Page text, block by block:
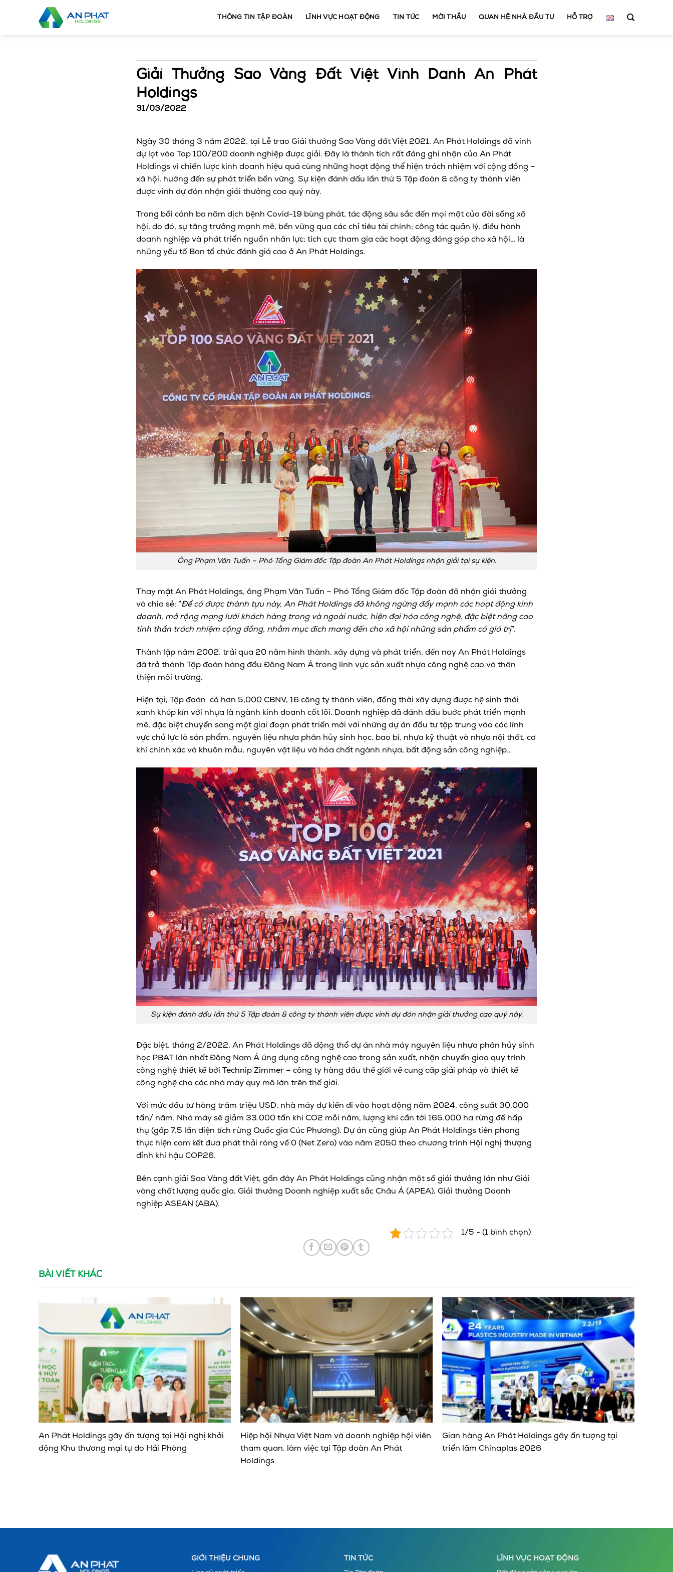
THÔNG TIN TẬP ĐOÀN LĨNH VỰC HOẠT ĐỘNG TIN TỨC MỜI THẦU QUAN HỆ NHÀ ĐẦU TƯ HỖ TRỢ
Giải Thưởng Sao Vàng Đất Việt Vinh Danh An Phát
Holdings
31/03/2022
Ngày 30 tháng 3 năm 2022, tại Lễ trao Giải thưởng Sao Vàng đất Việt 2021, An Phát Holdings đã vinh
dự lọt vào Top 100/200 doanh nghiệp được giải. Đây là thành tích rất đáng ghi nhận của An Phát
Holdings vì chiến lược kinh doanh hiệu quả cùng những hoạt động thể hiện trách nhiệm với cộng đồng –
xã hội, hướng đến sự phát triển bền vững. Sự kiện đánh dấu lần thứ 5 Tập đoàn & công ty thành viên
được vinh dự đón nhận giải thưởng cao quý này.
Trong bối cảnh ba năm dịch bệnh Covid-19 bùng phát, tác động sâu sắc đến mọi mặt của đời sống xã
hội, do đó, sự tăng trưởng mạnh mẽ, bền vững qua các chỉ tiêu tài chính; công tác quản lý, điều hành
doanh nghiệp và phát triển nguồn nhân lực; tích cực tham gia các hoạt động đóng góp cho xã hội… là
những yếu tố Ban tổ chức đánh giá cao ở An Phát Holdings.
Ông Phạm Văn Tuấn – Phó Tổng Giám đốc Tập đoàn An Phát Holdings nhận giải tại sự kiện.
Thay mặt An Phát Holdings, ông Phạm Văn Tuấn – Phó Tổng Giám đốc Tập đoàn đã nhận giải thưởng
và chia sẻ: “Để có được thành tựu này, An Phát Holdings đã không ngừng đẩy mạnh các hoạt động kinh
doanh, mở rộng mạng lưới khách hàng trong và ngoài nước, hiện đại hóa công nghệ, đặc biệt nâng cao
tinh thần trách nhiệm cộng đồng, nhằm mục đích mang đến cho xã hội những sản phẩm có giá trị”.
Thành lập năm 2002, trải qua 20 năm hình thành, xây dựng và phát triển, đến nay An Phát Holdings
đã trở thành Tập đoàn hàng đầu Đông Nam Á trong lĩnh vực sản xuất nhựa công nghệ cao và thân
thiện môi trường.
Hiện tại, Tập đoàn có hơn 5,000 CBNV, 16 công ty thành viên, đồng thời xây dựng được hệ sinh thái
xanh khép kín với nhựa là ngành kinh doanh cốt lõi. Doanh nghiệp đã đánh dấu bước phát triển mạnh
mẽ, đặc biệt chuyển sang một giai đoạn phát triển mới với những dự án đầu tư tập trung vào các lĩnh
vực chủ lực là sản phẩm, nguyên liệu nhựa phân hủy sinh học, bao bì, nhựa kỹ thuật và nhựa nội thất, cơ
khí chính xác và khuôn mẫu, nguyên vật liệu và hóa chất ngành nhựa, bất động sản công nghiệp…
Sự kiện đánh dấu lần thứ 5 Tập đoàn & công ty thành viên được vinh dự đón nhận giải thưởng cao quý này.
Đặc biệt, tháng 2/2022, An Phát Holdings đã động thổ dự án nhà máy nguyên liệu nhựa phân hủy sinh
học PBAT lớn nhất Đông Nam Á ứng dụng công nghệ cao trong sản xuất, nhận chuyển giao quy trình
công nghệ thiết kế bởi Technip Zimmer – công ty hàng đầu thế giới về cung cấp giải pháp và thiết kế
công nghệ cho các nhà máy quy mô lớn trên thế giới.
Với mức đầu tư hàng trăm triệu USD, nhà máy dự kiến đi vào hoạt động năm 2024, công suất 30.000
tấn/ năm. Nhà máy sẽ giảm 33.000 tấn khí CO2 mỗi năm, lượng khí cần tới 165.000 ha rừng để hấp
thụ (gấp 7,5 lần diện tích rừng Quốc gia Cúc Phương). Dự án cũng giúp An Phát Holdings tiên phong
thực hiện cam kết đưa phát thải ròng về 0 (Net Zero) vào năm 2050 theo chương trình Hội nghị thượng
đỉnh khí hậu COP26.
Bên cạnh giải Sao Vàng đất Việt, gần đây An Phát Holdings cũng nhận một số giải thưởng lớn như Giải
vàng chất lượng quốc gia, Giải thưởng Doanh nghiệp xuất sắc Châu Á (APEA), Giải thưởng Doanh
nghiệp ASEAN (ABA).
1/5 - (1 bình chọn)
BÀI VIẾT KHÁC
An Phát Holdings gây ấn tượng tại Hội nghị khởi
động Khu thương mại tự do Hải Phòng
Hiệp hội Nhựa Việt Nam và doanh nghiệp hội viên
tham quan, làm việc tại Tập đoàn An Phát
Holdings
Gian hàng An Phát Holdings gây ấn tượng tại
triển lãm Chinaplas 2026
GIỚI THIỆU CHUNG TIN TỨC LĨNH VỰC HOẠT ĐỘNG